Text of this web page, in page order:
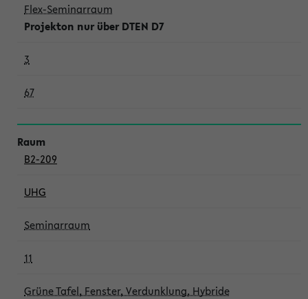
Flex-Seminarraum
Projekton nur über DTEN D7
3
67
B2-209
UHG
Seminarraum
11
Grüne Tafel, Fenster, Verdunklung, Hybride